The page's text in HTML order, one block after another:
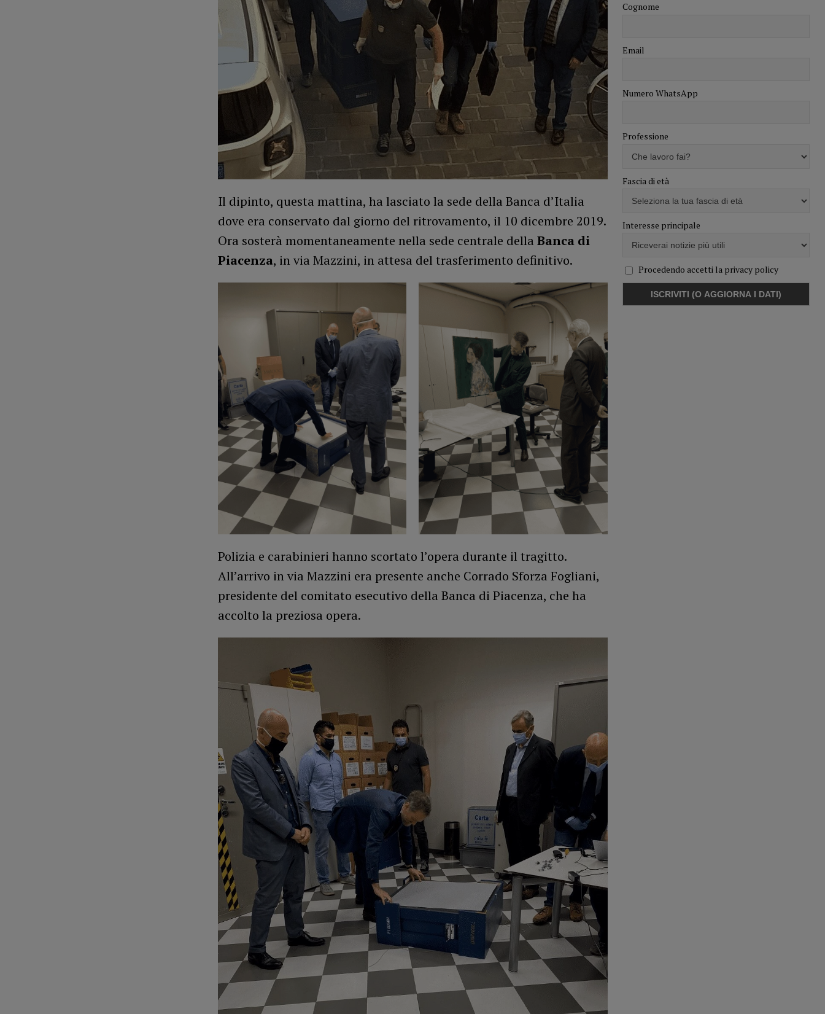
Il dipinto, questa mattina, ha lasciato la sede della Banca d’Italia
dove era conservato dal giorno del ritrovamento, il 10 dicembre 2019.
Ora sosterà momentaneamente nella sede centrale della Banca di
Piacenza, in via Mazzini, in attesa del trasferimento definitivo.
Polizia e carabinieri hanno scortato l’opera durante il tragitto.
All’arrivo in via Mazzini era presente anche Corrado Sforza Fogliani,
presidente del comitato esecutivo della Banca di Piacenza, che ha
accolto la preziosa opera.
Cognome
Email
Numero WhatsApp
Professione
Fascia di età
Interesse principale
Procedendo accetti la privacy policy